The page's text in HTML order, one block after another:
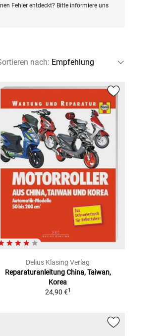
Fehler entdeckt? Bitte informiere uns
nach:
Delius Klasing Verlag
Reparaturanleitung China, Taiwan,
Korea
24,90 €1